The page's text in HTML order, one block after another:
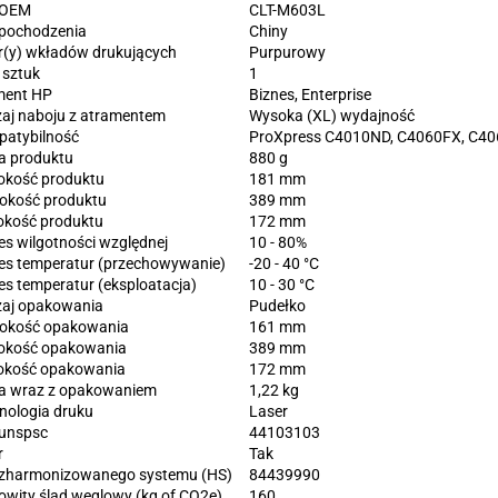
CLT-M603L
Chiny
wkładów drukujących
Purpurowy
1
HP
Biznes, Enterprise
naboju z atramentem
Wysoka (XL) wydajność
ProXpress C4010ND, C4060FX,
produktu
880 g
produktu
181 mm
produktu
389 mm
produktu
172 mm
wilgotności względnej
10 - 80%
temperatur (przechowywanie)
-20 - 40 °C
temperatur (eksploatacja)
10 - 30 °C
opakowania
Pudełko
opakowania
161 mm
opakowania
389 mm
opakowania
172 mm
wraz z opakowaniem
1,22 kg
druku
Laser
44103103
Tak
systemu (HS)
84439990